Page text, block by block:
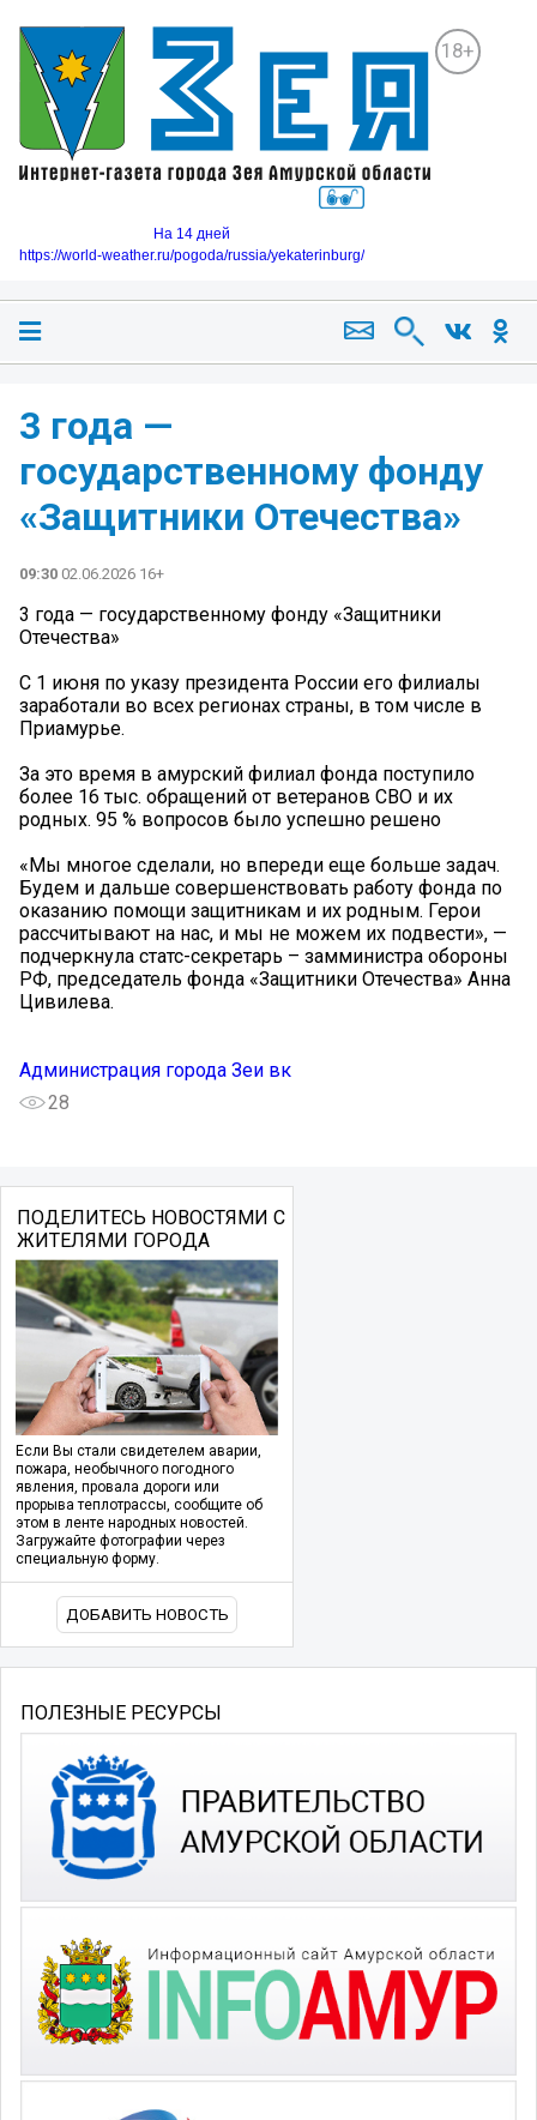
18+
На 14 дней
https://world-weather.ru/pogoda/russia/yekaterinburg/
3 года —
государственному фонду
«Защитники Отечества»
09:30 02.06.2026 16+
3 года — государственному фонду «Защитники
Отечества»
С 1 июня по указу президента России его филиалы
заработали во всех регионах страны, в том числе в
Приамурье.
За это время в амурский филиал фонда поступило
более 16 тыс. обращений от ветеранов СВО и их
родных. 95 % вопросов было успешно решено
«Мы многое сделали, но впереди еще больше задач.
Будем и дальше совершенствовать работу фонда по
оказанию помощи защитникам и их родным. Герои
рассчитывают на нас, и мы не можем их подвести», —
подчеркнула статс-секретарь – замминистра обороны
РФ, председатель фонда «Защитники Отечества» Анна
Цивилева.
Администрация города Зеи вк
28
ПОДЕЛИТЕСЬ НОВОСТЯМИ С
ЖИТЕЛЯМИ ГОРОДА
Если Вы стали свидетелем аварии,
пожара, необычного погодного
явления, провала дороги или
прорыва теплотрассы, сообщите об
этом в ленте народных новостей.
Загружайте фотографии через
специальную форму.
ДОБАВИТЬ НОВОСТЬ
ПОЛЕЗНЫЕ РЕСУРСЫ